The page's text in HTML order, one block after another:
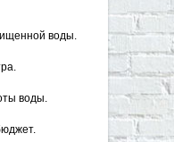
воды.
воды.